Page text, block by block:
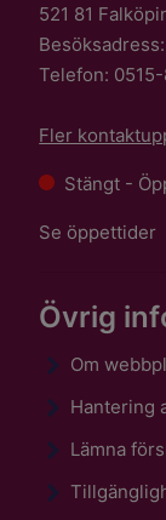
521 81
Telefon:
Fler
Stängt -
Se öppettider
Övrig
Om
Hantering
Lämna